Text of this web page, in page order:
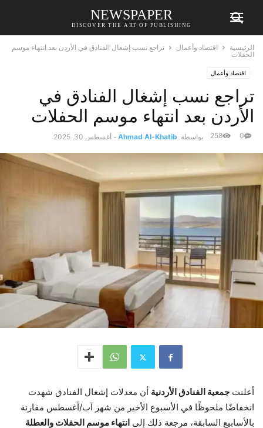
NEWSPAPER
DISCOVER THE ART OF PUBLISHING
الرئيسية اقتصاد وأعمال
تراجع نسب إشغال الفنادق في الأردن بعد انتهاء موسم
الحفلات
اقتصاد وأعمال
تراجع نسب إشغال الفنادق في
الأردن بعد انتهاء موسم الحفلات
بواسطة Ahmad Al-Khatib
- أغسطس 30, 2025 0
258
أعلنت جمعية الفنادق الأردنية أن معدلات إشغال الفنادق شهدت
انخفاضًا ملحوظًا في الأسبوع الأخير من شهر آب/أغسطس مقارنة
بالأسابيع السابقة، مرجعة ذلك إلى انتهاء موسم الحفلات والعطلة